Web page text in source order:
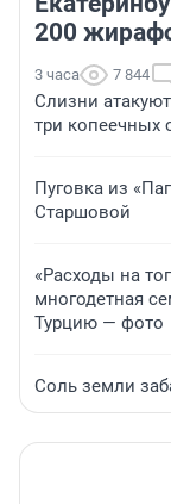
200
3 часа 7 844
Слизни
три копеечных
Пуговка из
Старшовой
«Расходы на
многодетная
Турцию — фото
Соль земли